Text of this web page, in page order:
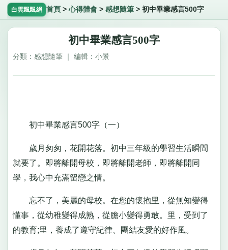
白雲飄飄網 首頁 > 心得體會> 感想隨筆> 初中畢業感言500字
初中畢業感言500字
分類：感想隨筆 ｜ 編輯：小景
初中畢業感言500字（一）
歲月匆匆，花開花落。初中三年級的學習生活瞬間
就要了。即將離開母校，即將離開老師，即將離開同
學，我心中充滿留戀之情。
忘不了，美麗的母校。在您的懷抱里，從無知變得
懂事，從幼稚變得成熟，從膽小變得勇敢。里，受到了
的教育;里，養成了遵守紀律、團結友愛的好作風。